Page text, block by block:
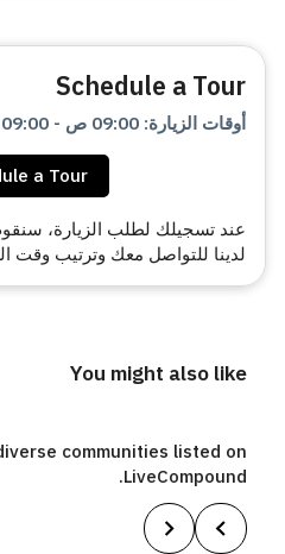
Schedule a Tour
أوقات الزيارة: 09:00 ص - 09:00 م
a Tour
عند تسجيلك لطلب الزيارة،
لدينا للتواصل معك وترتيب وقت
You might also like
communities listed on
LiveCompound.